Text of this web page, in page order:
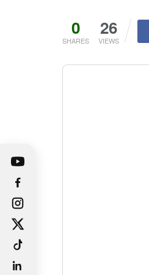
0
SHARES
26
VIEWS